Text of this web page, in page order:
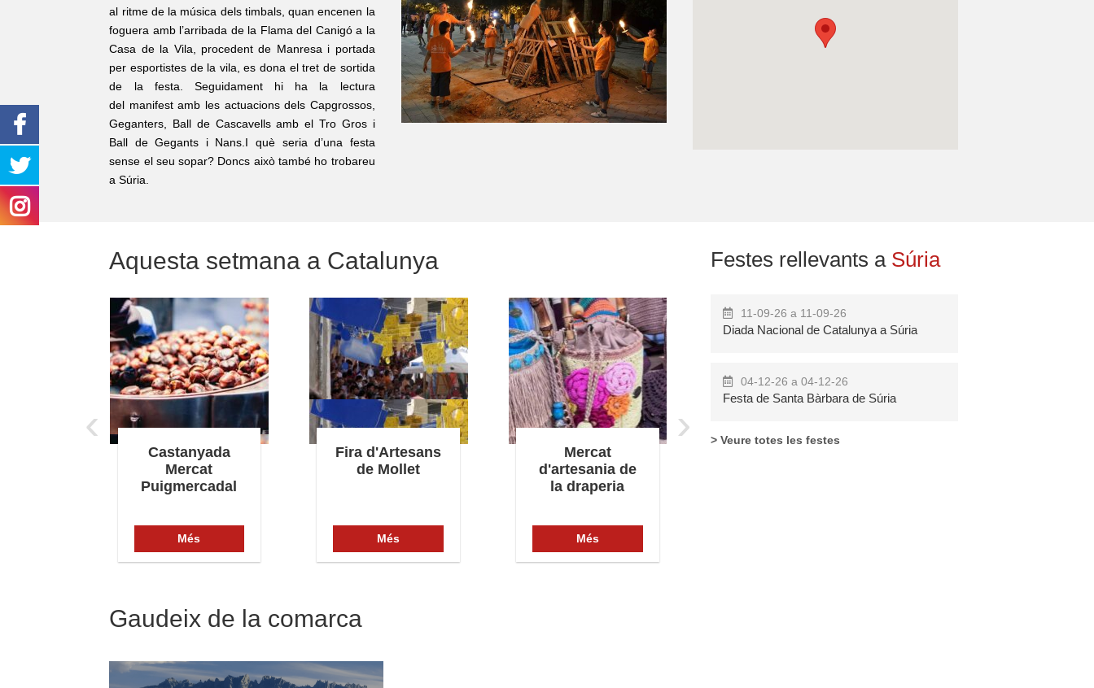
al ritme de la música dels timbals, quan encenen la
foguera amb l’arribada de la Flama del Canigó a la
Casa de la Vila, procedent de Manresa i portada
per esportistes de la vila, es dona el tret de sortida
de la festa. Seguidament hi ha la lectura
del manifest amb les actuacions dels Capgrossos,
Geganters, Ball de Cascavells amb el Tro Gros i
Ball de Gegants i Nans. I què seria d’una festa
sense el seu sopar? Doncs això també ho trobareu
a Súria.
Aquesta setmana a Catalunya
Castanyada
Mercat
Puigmercadal
Més
Fira d'Artesans
de Mollet
Més
Mercat
d'artesania de
la draperia
Més
‹ ›
Festes rellevants a Súria
11-09-26 a 11-09-26
Diada Nacional de Catalunya a Súria
04-12-26 a 04-12-26
Festa de Santa Bàrbara de Súria
> Veure totes les festes
Gaudeix de la comarca